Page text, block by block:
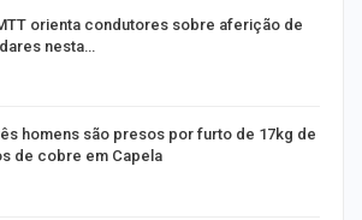
orienta condutores sobre aferição de
nesta…
homens são presos por furto de 17kg de
de cobre em Capela